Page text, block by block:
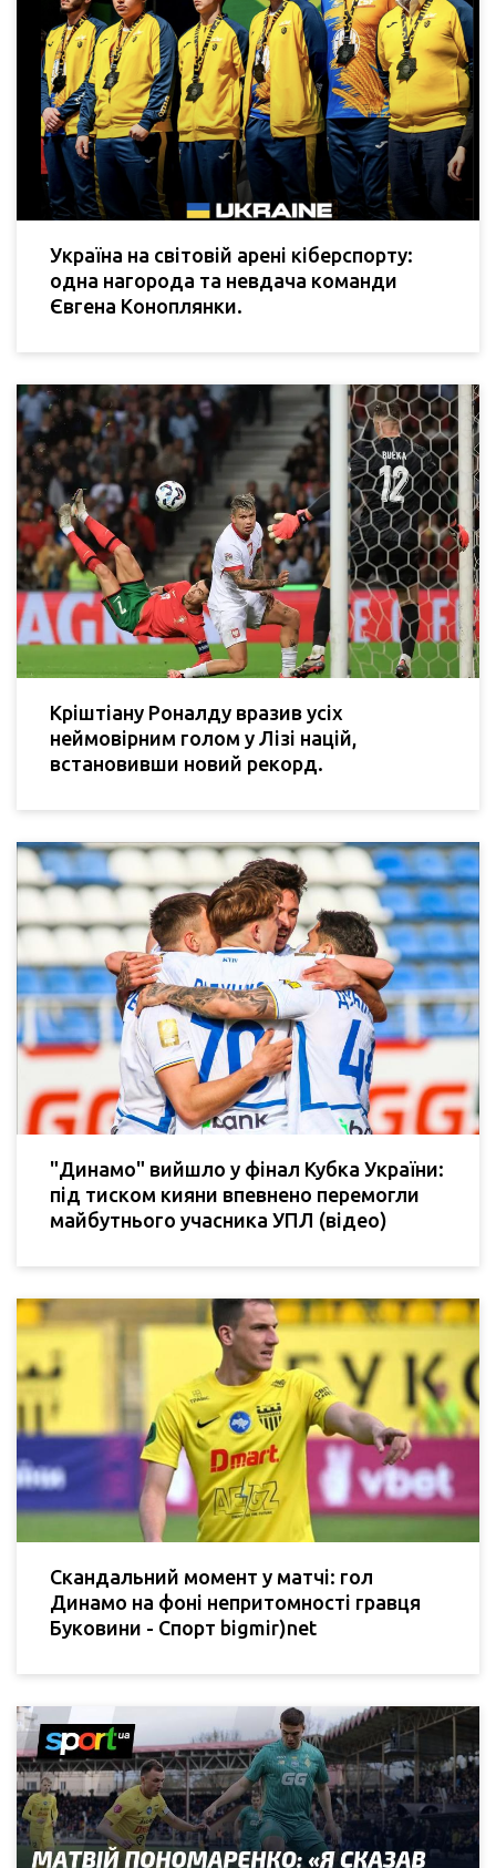
Україна на світовій арені кіберспорту:
одна нагорода та невдача команди
Євгена Коноплянки.
Кріштіану Роналду вразив усіх
неймовірним голом у Лізі націй,
встановивши новий рекорд.
"Динамо" вийшло у фінал Кубка України:
під тиском кияни впевнено перемогли
майбутнього учасника УПЛ (відео)
Скандальний момент у матчі: гол
Динамо на фоні непритомності гравця
Буковини - Спорт bigmir)net